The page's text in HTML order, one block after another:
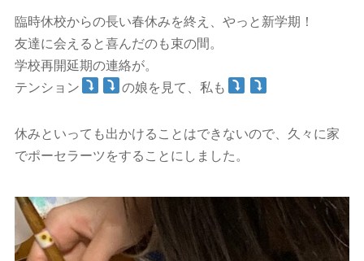
臨時休校からの長い春休みを終え、やっと新学期！
友達に会えると喜んだのも束の間。
学校再開延期の連絡が。
テンション
の娘を見て、私も
休みといっても出かけることはできないので、久々に家
でポーセラーツをすることにしました。